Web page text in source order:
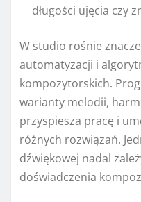
długości ujęcia czy
W studio rośnie
automatyzacji i
kompozytorskich.
warianty melodii,
przyspiesza pracę i
różnych rozwiązań.
dźwiękowej nadal
doświadczenia